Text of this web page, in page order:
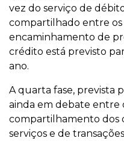
vez do serviço de
compartilhado entre os
encaminhamento de
crédito está previsto
ano.
A quarta fase, prevista
ainda em debate entre
compartilhamento dos
serviços e de